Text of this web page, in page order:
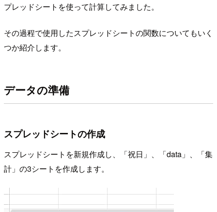
プレッドシートを使って計算してみました。
その過程で使用したスプレッドシートの関数についてもいく
つか紹介します。
データの準備
スプレッドシートの作成
スプレッドシートを新規作成し、「祝日」、「data」、「集
計」の3シートを作成します。